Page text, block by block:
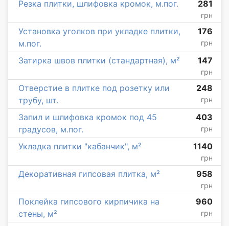
Резка плитки, шлифовка кромок, м.пог. 281
грн
Установка уголков при укладке плитки,
м.пог.
176
грн
Затирка швов плитки (стандартная), м² 147
грн
Отверстие в плитке под розетку или
трубу, шт.
248
грн
Запил и шлифовка кромок под 45
градусов, м.пог.
403
грн
Укладка плитки "кабанчик", м² 1140
грн
Декоративная гипсовая плитка, м² 958
грн
Поклейка гипсового кирпичика на
стены, м²
960
грн